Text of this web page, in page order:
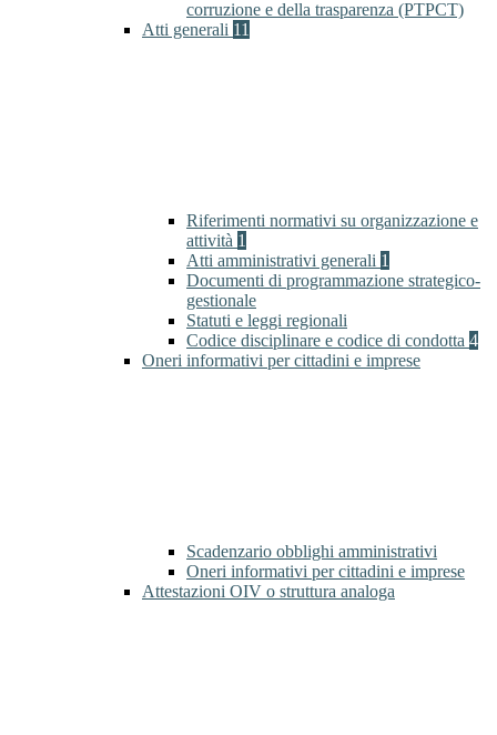
corruzione e della trasparenza (PTPCT)
Atti generali 11
Riferimenti normativi su organizzazione e
attività 1
Atti amministrativi generali 1
Documenti di programmazione strategico-
gestionale
Statuti e leggi regionali
Codice disciplinare e codice di condotta 4
Oneri informativi per cittadini e imprese
Scadenzario obblighi amministrativi
Oneri informativi per cittadini e imprese
Attestazioni OIV o struttura analoga